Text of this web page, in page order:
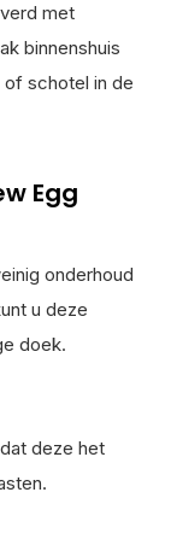
met
binnenshuis
of schotel in de
Egg
onderhoud
u deze
doek.
deze het